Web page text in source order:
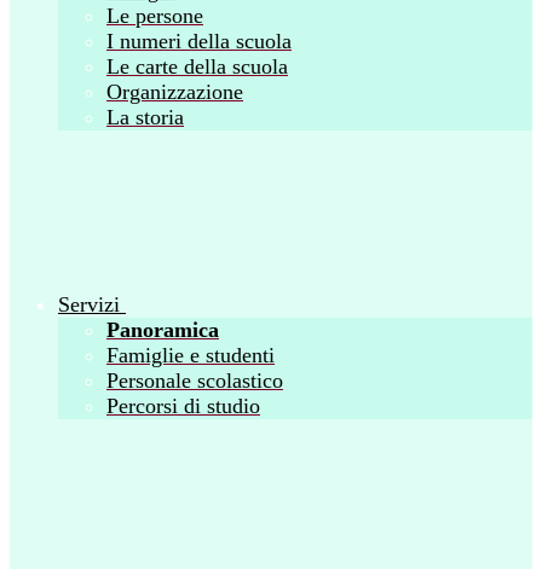
Le persone
I numeri della scuola
Le carte della scuola
Organizzazione
La storia
Servizi
Panoramica
Famiglie e studenti
Personale scolastico
Percorsi di studio